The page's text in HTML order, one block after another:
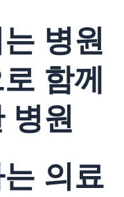
병원
함께
병원
의료